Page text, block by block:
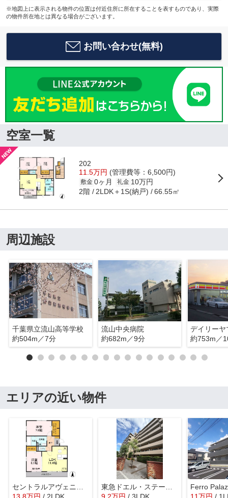
※地図上に表示される物件の位置は付近住所に所在することを表すものであり、実際
の物件所在地とは異なる場合がございます。
お問い合わせ(無料)
空室一覧
202
11.5万円 (管理費等：6,500円)
敷金 0ヶ月 礼金 10万円
2階 2LDK＋1S(納戸) 66.55㎡
周辺施設
千葉県立流山高等学校
約504m／7分
流山中央病院
約682m／9分
約753m／
エリアの近い物件
セントラルアヴェニュー B
東急ドエル・ステージ２１センターコート壱番館
Ferro